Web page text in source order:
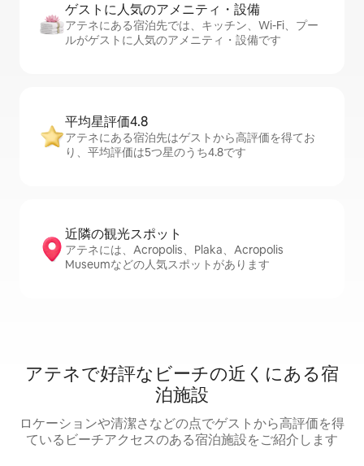
ゲストに人⁠気⁠のア⁠メ⁠ニ⁠テ⁠ィ・設⁠備
アテネにある宿泊先では、キッチン、Wi-Fi、プー
ルがゲストに人気のアメニティ・設備です
平均星評価4.8
アテネにある宿泊先はゲストから高評価を得てお
り、平均評価は5つ星のうち4.8です
近隣の観光ス⁠ポ⁠ッ⁠ト
アテネには、Acropolis、Plaka、Acropolis
Museumなどの人気スポットがあります
アテネで好評なビーチの近くにある宿
泊施設
ロケーションや清潔さなどの点でゲストから高評価を得
ているビーチアクセスのある宿泊施設をご紹介します